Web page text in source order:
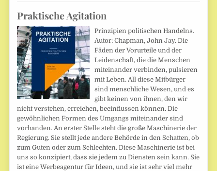
Praktische Agitation
Prinzipien politischen Handelns.
Autor: Chapman, John Jay. Die
Fäden der Vorurteile und der
Leidenschaft, die die Menschen
miteinander verbinden, pulsieren
mit Leben. All diese Mitbürger
sind menschliche Wesen, und es
gibt keinen von ihnen, den wir
nicht verstehen, erreichen, beeinflussen können. Die
gewöhnlichen Formen des Umgangs miteinander sind
vorhanden. An erster Stelle steht die große Maschinerie der
Regierung. Sie stellt jede andere Behörde in den Schatten, ob
zum Guten oder zum Schlechten. Diese Maschinerie ist bei
uns so konzipiert, dass sie jedem zu Diensten sein kann. Sie
ist eine Werbeagentur für Ideen, und sie ist sehr viel mehr